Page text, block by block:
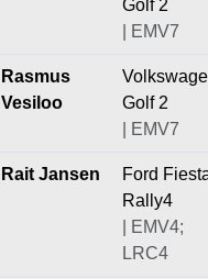
Golf 2
| EMV7
Rasmus
Vesiloo
Golf 2
| EMV7
Rait Jansen
Ford
Rally4
| EMV4;
LRC4